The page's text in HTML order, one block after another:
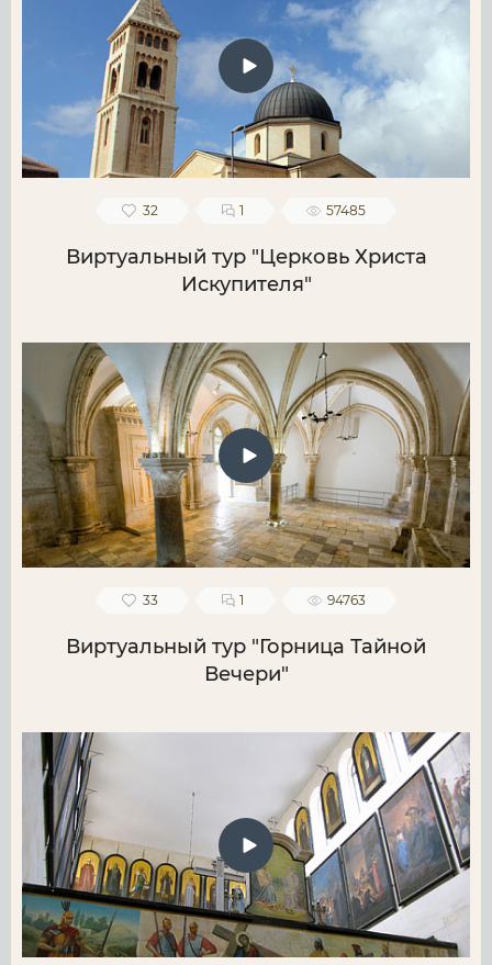
32 1 57485
Виртуальный тур "Церковь Христа
Искупителя"
33 1 94763
Виртуальный тур "Горница Тайной
Вечери"